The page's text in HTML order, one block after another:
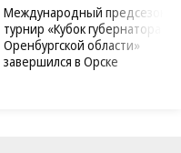
Международный
турнир «Кубок губернатора
Оренбургской области»
завершился в Орске